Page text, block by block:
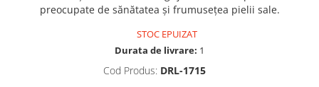
preocupate de sănătatea și frumusețea pielii sale.
STOC EPUIZAT
Durata de livrare: 1
Cod Produs: DRL-1715